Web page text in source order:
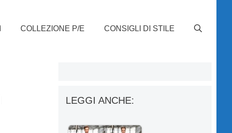
COLLEZIONE P/E CONSIGLI DI STILE
LEGGI ANCHE: